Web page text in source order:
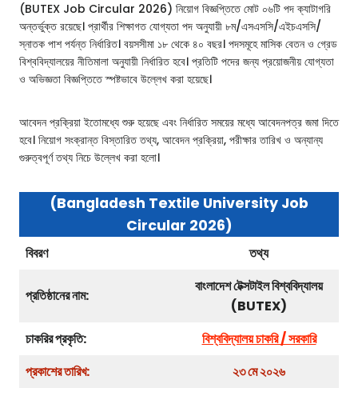
(BUTEX Job Circular 2026) নিয়োগ বিজ্ঞপ্তিতে মোট ০৬টি পদ ক্যাটাগরি
অন্তর্ভুক্ত রয়েছে। প্রার্থীর শিক্ষাগত যোগ্যতা পদ অনুযায়ী ৮ম/এসএসসি/এইচএসসি/
স্নাতক পাশ পর্যন্ত নির্ধারিত। বয়সসীমা ১৮ থেকে ৪০ বছর। পদসমূহে মাসিক বেতন ও গ্রেড
বিশ্ববিদ্যালয়ের নীতিমালা অনুযায়ী নির্ধারিত হবে। প্রতিটি পদের জন্য প্রয়োজনীয় যোগ্যতা
ও অভিজ্ঞতা বিজ্ঞপ্তিতে স্পষ্টভাবে উল্লেখ করা হয়েছে।
আবেদন প্রক্রিয়া ইতোমধ্যে শুরু হয়েছে এবং নির্ধারিত সময়ের মধ্যে আবেদনপত্র জমা দিতে
হবে। নিয়োগ সংক্রান্ত বিস্তারিত তথ্য, আবেদন প্রক্রিয়া, পরীক্ষার তারিখ ও অন্যান্য
গুরুত্বপূর্ণ তথ্য নিচে উল্লেখ করা হলো।
(Bangladesh Textile University Job
Circular 2026)
বিবরণ তথ্য
প্রতিষ্ঠানের নাম:
বাংলাদেশ টেক্সটাইল বিশ্ববিদ্যালয়
(BUTEX)
চাকরির প্রকৃতি:
বিশ্ববিদ্যালয় চাকরি / সরকারি
প্রকাশের তারিখ:
২৩ মে ২০২৬